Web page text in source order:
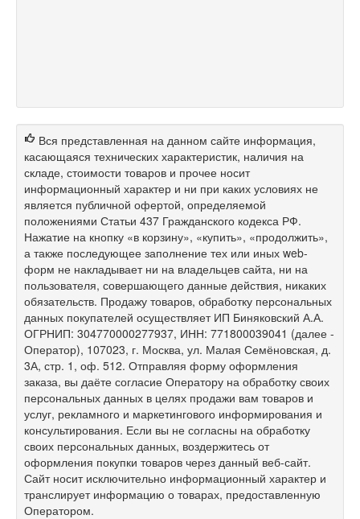
Вся представленная на данном сайте информация,
касающаяся технических характеристик, наличия на
складе, стоимости товаров и прочее носит
информационный характер и ни при каких условиях не
является публичной офертой, определяемой
положениями Статьи 437 Гражданского кодекса РФ.
Нажатие на кнопку «в корзину», «купить», «продолжить»,
а также последующее заполнение тех или иных web-
форм не накладывает ни на владельцев сайта, ни на
пользователя, совершающего данные действия, никаких
обязательств. Продажу товаров, обработку персональных
данных покупателей осуществляет ИП Биняковский А.А.
ОГРНИП: 304770000277937, ИНН: 771800039041 (далее -
Оператор), 107023, г. Москва, ул. Малая Семёновская, д.
3А, стр. 1, оф. 512. Отправляя форму оформления
заказа, вы даёте согласие Оператору на обработку своих
персональных данных в целях продажи вам товаров и
услуг, рекламного и маркетингового информирования и
консультирования. Если вы не согласны на обработку
своих персональных данных, воздержитесь от
оформления покупки товаров через данный веб-сайт.
Сайт носит исключительно информационный характер и
транслирует информацию о товарах, предоставленную
Оператором.